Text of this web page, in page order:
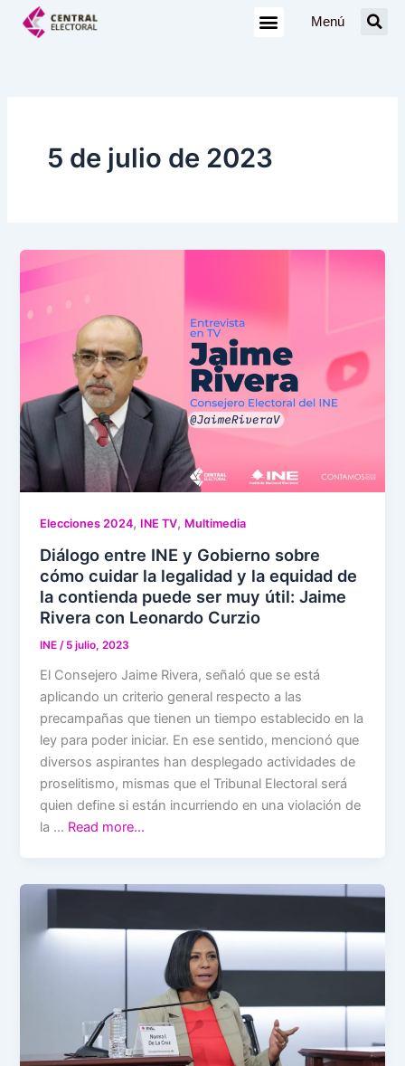
Menú
5 de julio de 2023
Elecciones 2024, INE TV, Multimedia
Diálogo entre INE y Gobierno sobre
cómo cuidar la legalidad y la equidad de
la contienda puede ser muy útil: Jaime
Rivera con Leonardo Curzio
INE/ 5 julio, 2023
El Consejero Jaime Rivera, señaló que se está
aplicando un criterio general respecto a las
precampañas que tienen un tiempo establecido en la
ley para poder iniciar. En ese sentido, mencionó que
diversos aspirantes han desplegado actividades de
proselitismo, mismas que el Tribunal Electoral será
quien define si están incurriendo en una violación de
la … Read more…